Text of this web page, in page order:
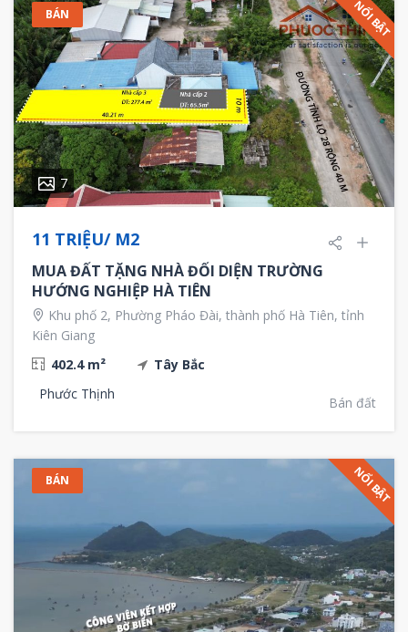
BÁN NỔI BẬT
7
11 TRIỆU/ M2
MUA ĐẤT TẶNG NHÀ ĐỐI DIỆN TRƯỜNG
HƯỚNG NGHIỆP HÀ TIÊN
Khu phố 2, Phường Pháo Đài, thành phố Hà Tiên, tỉnh
Kiên Giang
402.4 m²
Tây Bắc
Phước Thịnh
Bán đất
BÁN NỔI BẬT